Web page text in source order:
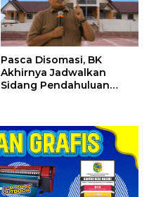
Pasca Disomasi, BK
Akhirnya Jadwalkan
Sidang Pendahuluan